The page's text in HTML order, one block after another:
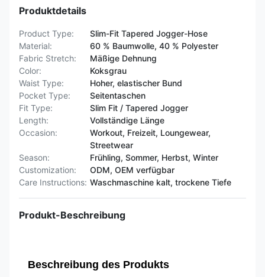
Produktdetails
Product Type:
Slim-Fit Tapered Jogger-Hose
Material:
60 % Baumwolle, 40 % Polyester
Fabric Stretch:
Mäßige Dehnung
Color:
Koksgrau
Waist Type:
Hoher, elastischer Bund
Pocket Type:
Seitentaschen
Fit Type:
Slim Fit / Tapered Jogger
Length:
Vollständige Länge
Occasion:
Workout, Freizeit, Loungewear,
Streetwear
Season:
Frühling, Sommer, Herbst, Winter
Customization:
ODM, OEM verfügbar
Care Instructions: Waschmaschine kalt, trockene Tiefe
Produkt-Beschreibung
Beschreibung des Produkts